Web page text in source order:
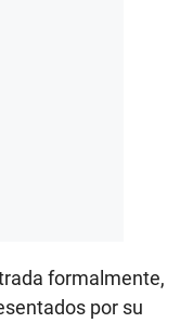
formalmente,
por su